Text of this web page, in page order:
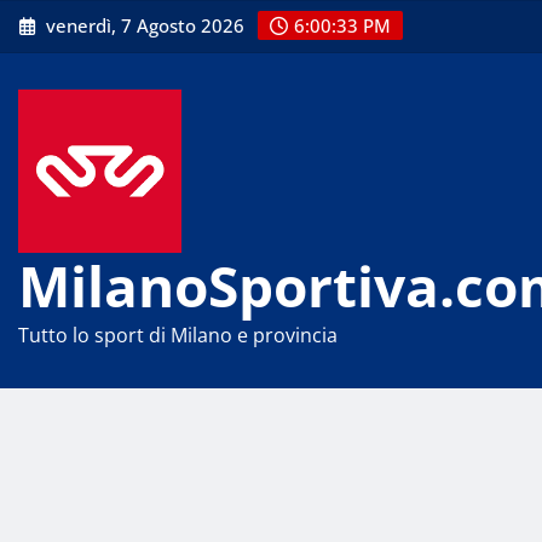
Skip
to
venerdì, 7 Agosto 2026 6:00:34 PM
Tutto lo sport di Milano e provincia